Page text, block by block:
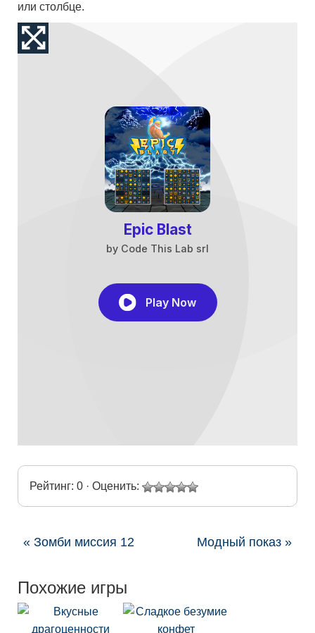
или столбце.
Рейтинг: 0 · Оценить:
« Зомби миссия 12 Модный показ »
Похожие игры